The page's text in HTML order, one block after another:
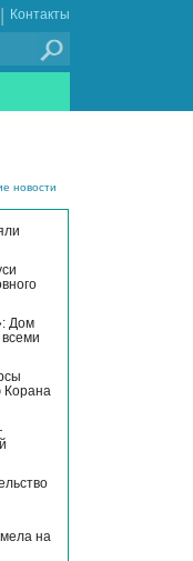
Контакты
|
новости
Дом
Корана
на